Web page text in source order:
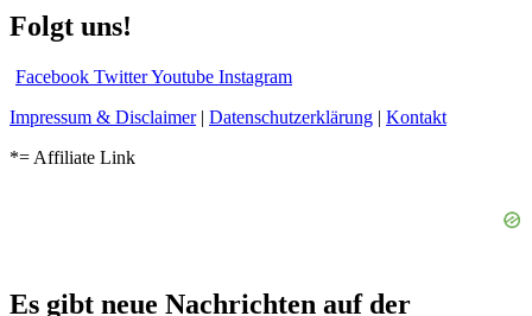
Folgt uns!
Facebook TwitterYoutube Instagram
Impressum & Disclaimer| Datenschutzerklärung | Kontakt
*= Affiliate Link
Es gibt neue Nachrichten auf der